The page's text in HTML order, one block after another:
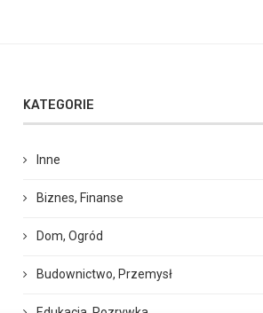
KATEGORIE
Inne
Biznes, Finanse
Dom, Ogród
Budownictwo, Przemysł